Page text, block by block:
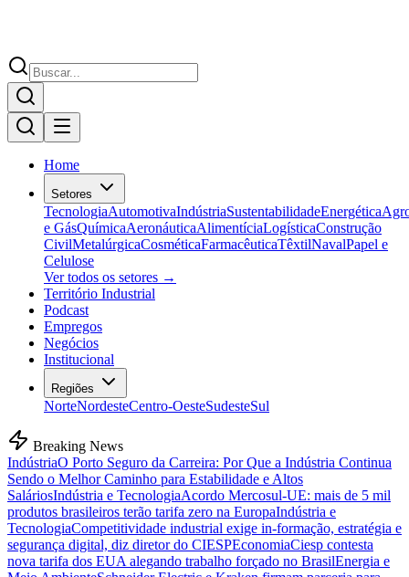
Home
Setores
TecnologiaAutomotivaIndústriaSustentabilidadeEnergética
e GásQuímicaAeronáuticaAlimentíciaLogísticaConstrução
CivilMetalúrgicaCosméticaFarmacêuticaTêxtilNavalPapel e
Celulose
Ver todos os setores →
Território Industrial
Podcast
Empregos
Negócios
Institucional
Regiões
NorteNordesteCentro-OesteSudesteSul
Breaking News
IndústriaO Porto Seguro da Carreira: Por Que a Indústria Continua
Sendo o Melhor Caminho para Estabilidade e Altos
SaláriosIndústria e TecnologiaAcordo Mercosul-UE: mais de 5 mil
produtos brasileiros terão tarifa zero na EuropaIndústria e
TecnologiaCompetitividade industrial exige in-formação, estratégia e
segurança digital, diz diretor do CIESPEconomiaCiesp contesta
nova tarifa dos EUA alegando trabalho forçado no BrasilEnergia e